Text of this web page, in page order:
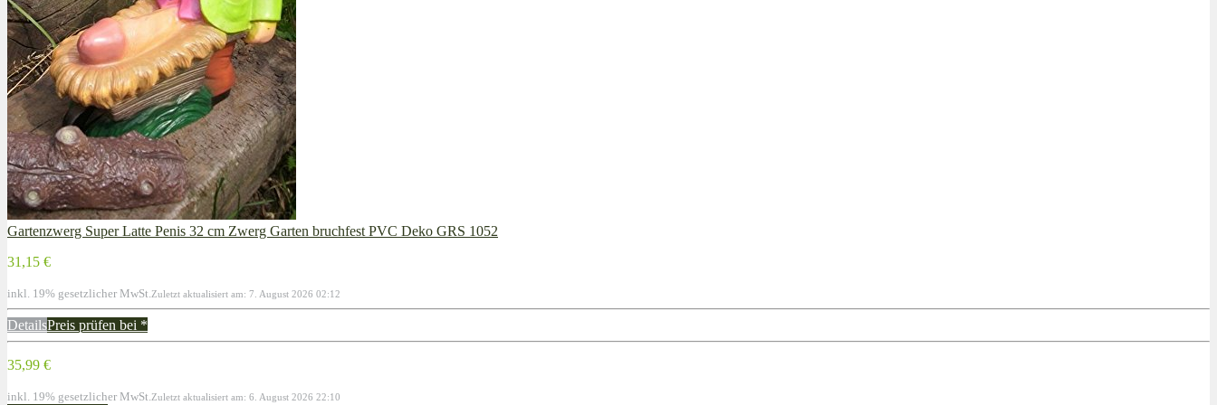
Gartenzwerg Super Latte Penis 32 cm Zwerg Garten bruchfest PVC Deko GRS 1052
31,15 €
inkl. 19% gesetzlicher MwSt. Zuletzt aktualisiert am: 7. August 2026 02:12
DetailsPreis prüfen bei *
35,99 €
inkl. 19% gesetzlicher MwSt. Zuletzt aktualisiert am: 6. August 2026 22:10